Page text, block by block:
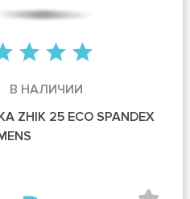
В НАЛИЧИИ
ZHIK 25 ECO SPANDEX